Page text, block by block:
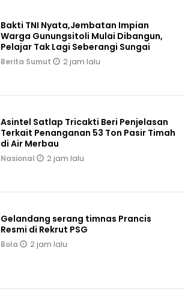
Bakti TNI Nyata,Jembatan Impian
Warga Gunungsitoli Mulai Dibangun,
Pelajar Tak Lagi Seberangi Sungai
Berita Sumut 2 jam lalu
Asintel Satlap Tricakti Beri Penjelasan
Terkait Penanganan 53 Ton Pasir Timah
di Air Merbau
Nasional 2 jam lalu
Gelandang serang timnas Prancis
Resmi di Rekrut PSG
Bola 2 jam lalu